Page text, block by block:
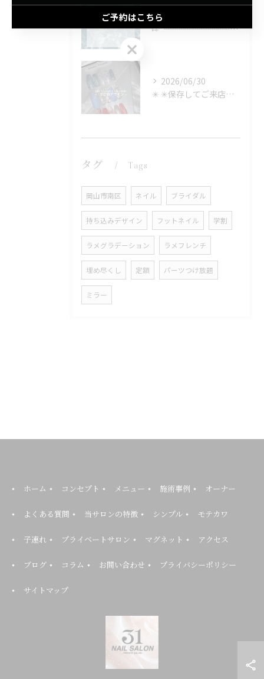
2026/08/06
⑅∙˚┈┈┈┈┈┈┈┈┈┈┈┈˚∙⑅
2026/06/30
✳︎ ✳︎保存してご来店時に見せるのもOK✳︎
タグ Tags
岡山市南区 ネイル ブライダル
持ち込みデザイン フットネイル 学割
ラメグラデーション ラメフレンチ
埋め尽くし 定額 パーツつけ放題
ミラー
ホーム コンセプト メニュー 施術事例 オーナー
よくある質問 当サロンの特徴 シンプル モテカワ
子連れ プライベートサロン マグネット アクセス
ブログ コラム お問い合わせ プライバシーポリシー
サイトマップ
ご予約はこちら
ご予約はこちら